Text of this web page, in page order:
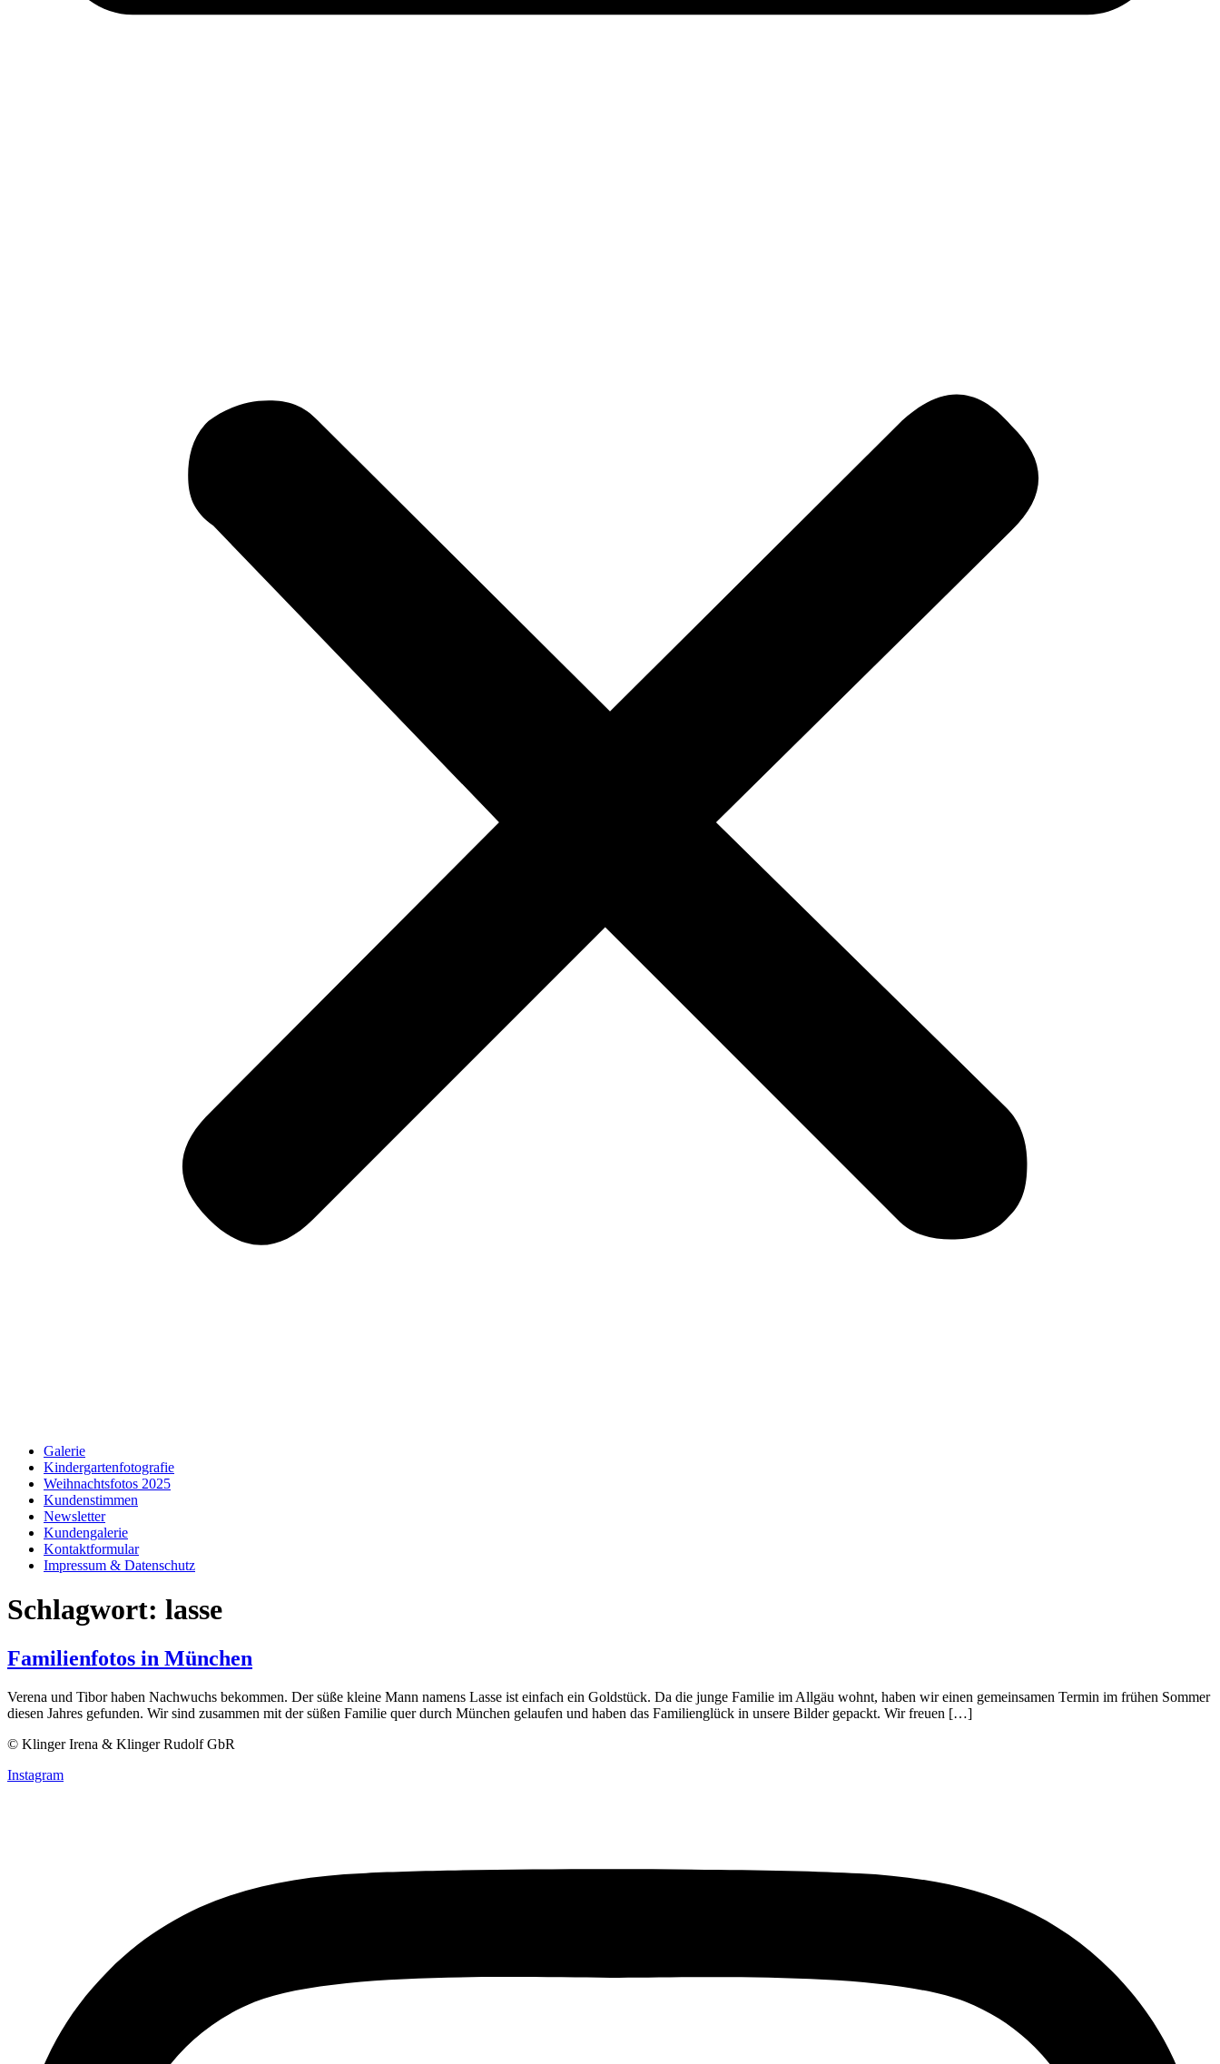
Galerie
Kindergartenfotografie
Weihnachtsfotos 2025
Kundenstimmen
Newsletter
Kundengalerie
Kontaktformular
Impressum & Datenschutz
Schlagwort: lasse
Familienfotos in München
Verena und Tibor haben Nachwuchs bekommen. Der süße kleine Mann namens Lasse ist einfach ein Goldstück. Da die junge Familie im Allgäu wohnt, haben wir einen gemeinsamen Termin im frühen Sommer
diesen Jahres gefunden. Wir sind zusammen mit der süßen Familie quer durch München gelaufen und haben das Familienglück in unsere Bilder gepackt. Wir freuen […]
© Klinger Irena & Klinger Rudolf GbR
Instagram